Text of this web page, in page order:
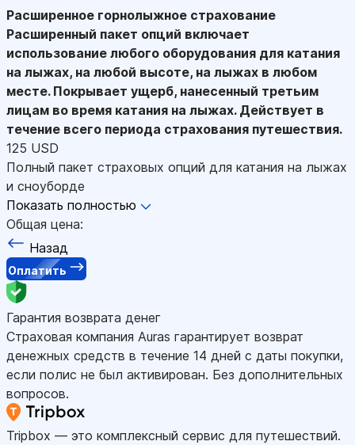
Расширенное горнолыжное страхование
Расширенный пакет опций включает
использование любого оборудования для катания
на лыжах, на любой высоте, на лыжах в любом
месте. Покрывает ущерб, нанесенный третьим
лицам во время катания на лыжах. Действует в
течение всего периода страхования путешествия.
125 USD
Полный пакет страховых опций для катания на лыжах
и сноуборде
Показать полностью
Общая цена:
Назад
Оплатить
Гарантия возврата денег
Страховая компания Auras гарантирует возврат
денежных средств в течение 14 дней с даты покупки,
если полис не был активирован. Без дополнительных
вопросов.
Tripbox — это комплексный сервис для путешествий.